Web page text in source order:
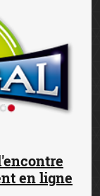
en ligne